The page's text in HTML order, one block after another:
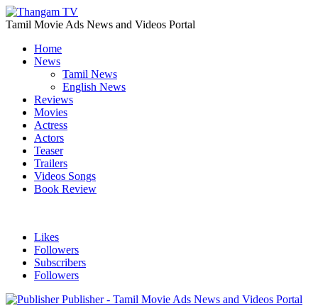
Tamil Movie Ads News and Videos Portal
Home
News
Tamil News
English News
Reviews
Movies
Actress
Actors
Teaser
Trailers
Videos Songs
Book Review
Likes
Followers
Subscribers
Followers
Publisher - Tamil Movie Ads News and Videos Portal